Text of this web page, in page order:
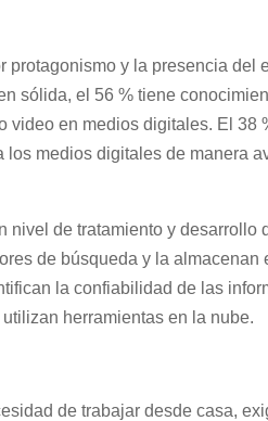
protagonismo y la presencia del
sólida, el 56 % tiene
video en medios digitales. El 38
medios digitales de manera
nivel de tratamiento y desarrollo
de búsqueda y la almacenan
la confiabilidad de las
herramientas en la nube.
de trabajar desde casa,